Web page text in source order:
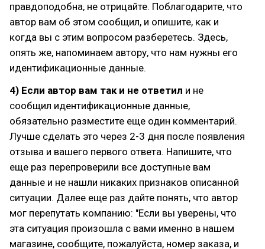
правдоподобна, не отрицайте. Поблагодарите, что
автор вам об этом сообщил, и опишите, как и
когда вы с этим вопросом разберетесь. Здесь,
опять же, напоминаем автору, что нам нужны его
идентификационные данные.
4) Если автор вам так и не ответил и не
сообщил идентификационные данные,
обязательно разместите еще один комментарий.
Лучше сделать это через 2-3 дня после появления
отзыва и вашего первого ответа. Напишите, что
еще раз перепроверили все доступные вам
данные и не нашли никаких признаков описанной
ситуации. Далее еще раз дайте понять, что автор
мог перепутать компанию: "Если вы уверены, что
эта ситуация произошла с вами именно в нашем
магазине, сообщите, пожалуйста, номер заказа, и